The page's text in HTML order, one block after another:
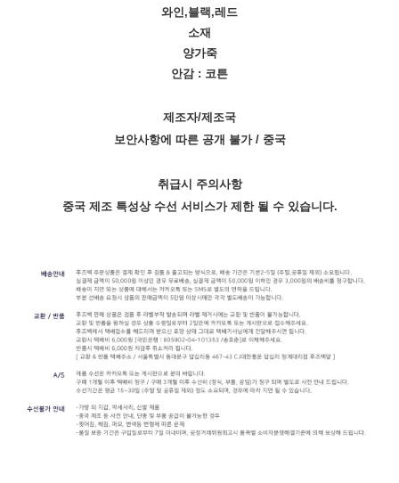
와인,블랙,레드
소재
양가죽
안감 : 코튼
제조자/제조국
보안사항에 따른 공개 불가 / 중국
취급시 주의사항
중국 제조 특성상 수선 서비스가 제한 될 수 있습니다.